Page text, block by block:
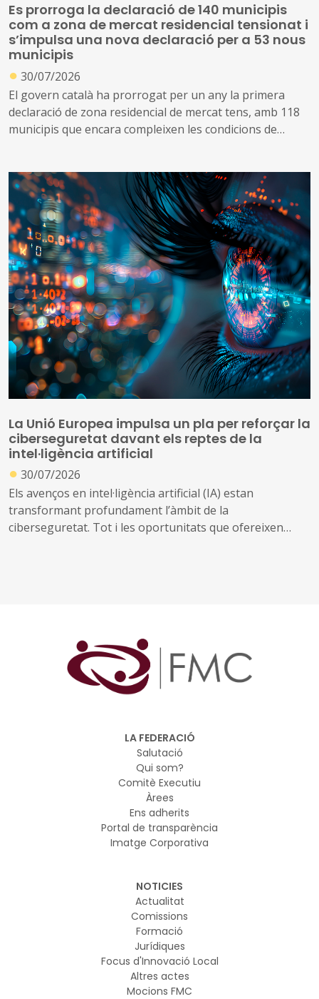
Es prorroga la declaració de 140 municipis
com a zona de mercat residencial tensionat i
s’impulsa una nova declaració per a 53 nous
municipis
● 30/07/2026
El govern català ha prorrogat per un any la primera
declaració de zona residencial de mercat tens, amb 118
municipis que encara compleixen les condicions de
A més, impulsa una nova declaració que inclou altres 53
municipis que no es consideraven de mercat tens, però
que s’ha identificat que ara compleixen les condicions
per aplicar el topall de preus
La Unió Europea impulsa un pla per reforçar la
ciberseguretat davant els reptes de la
intel·ligència artificial
● 30/07/2026
Els avenços en intel·ligència artificial (IA) estan
transformant profundament l’àmbit de la
ciberseguretat. Tot i les oportunitats que ofereixen
presentat el Pla d'Acció sobre Ciberseguretat i IA, una
iniciativa que mobilitzarà els estats membres, la
indústria i diferents organitzacions europees per
reforçar la seguretat digital de la Unió. El pla es basa en
vol garantir que els nous models d’IA es desenvolupin i
s’utilitzin de manera segura
LA FEDERACIÓ
Salutació
Qui som?
Comitè Executiu
Àrees
Ens adherits
Portal de transparència
Imatge Corporativa
NOTICIES
Actualitat
Comissions
Formació
Jurídiques
Focus d'Innovació Local
Altres actes
Mocions FMC